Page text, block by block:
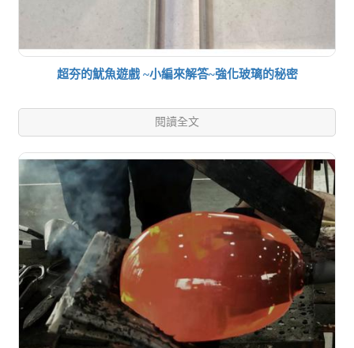
超夯的魷魚遊戲 ~小編來解答~強化玻璃的秘密
閱讀全文